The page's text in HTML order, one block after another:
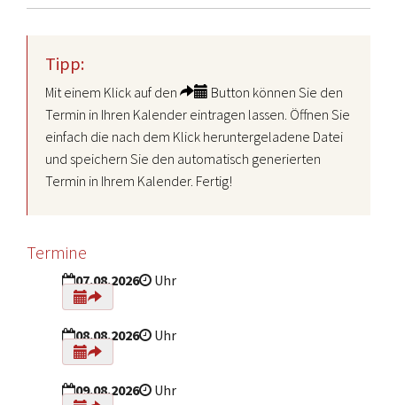
Tipp:
Mit einem Klick auf den
Button können Sie den
Termin in Ihren Kalender eintragen lassen. Öffnen Sie
einfach die nach dem Klick heruntergeladene Datei
und speichern Sie den automatisch generierten
Termin in Ihrem Kalender. Fertig!
Termine
07.08.2026 Uhr
08.08.2026 Uhr
09.08.2026 Uhr